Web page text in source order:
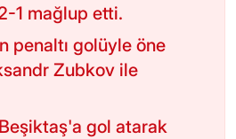
1 mağlup etti.
penaltı golüyle öne
Zubkov ile
gol atarak